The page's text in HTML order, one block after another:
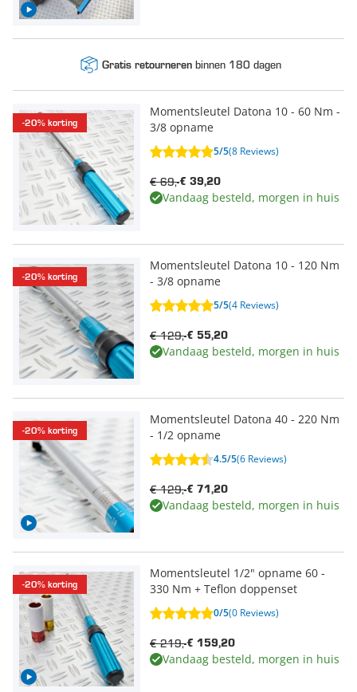
Gratis retournerenbinnen 180 dagen
-20% korting
Momentsleutel Datona 10 - 60 Nm -
3/8 opname
5/5(8 Reviews)
€ 39,20
€ 69,-
Vandaag besteld, morgen in huis
-20% korting
Momentsleutel Datona 10 - 120 Nm
- 3/8 opname
5/5(4 Reviews)
€ 55,20
€ 129,-
Vandaag besteld, morgen in huis
-20% korting
Momentsleutel Datona 40 - 220 Nm
- 1/2 opname
4.5/5(6 Reviews)
€ 71,20
€ 129,-
Vandaag besteld, morgen in huis
-20% korting
Momentsleutel 1/2" opname 60 -
330 Nm + Teflon doppenset
0/5(0 Reviews)
€ 159,20
€ 219,-
Vandaag besteld, morgen in huis